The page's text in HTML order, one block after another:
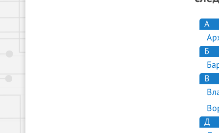
А
Б
В
Д